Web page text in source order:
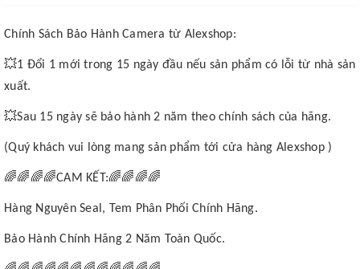
Chính Sách Bảo Hành Camera từ Alexshop:
💥1 Đổi 1 mới trong 15 ngày đầu nếu sản phẩm có lỗi từ nhà sản
xuất.
💥Sau 15 ngày sẽ bảo hành 2 năm theo chính sách của hãng.
(Quý khách vui lòng mang sản phẩm tới cửa hàng Alexshop )
🌈🌈🌈🌈CAM KẾT:🌈🌈🌈🌈
Hàng Nguyên Seal, Tem Phân Phối Chính Hãng.
Bảo Hành Chính Hãng 2 Năm Toàn Quốc.